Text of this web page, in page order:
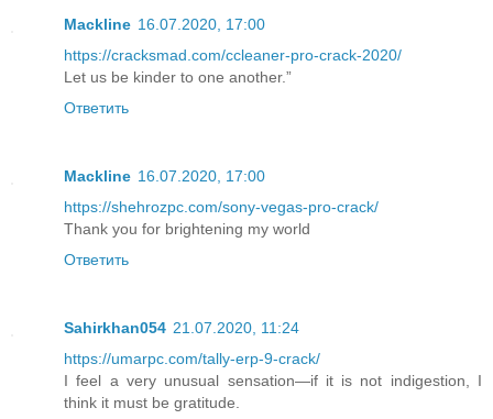
Mackline 16.07.2020, 17:00
https://cracksmad.com/ccleaner-pro-crack-2020/
Let us be kinder to one another.”
Ответить
Mackline 16.07.2020, 17:00
https://shehrozpc.com/sony-vegas-pro-crack/
Thank you for brightening my world
Ответить
Sahirkhan054 21.07.2020, 11:24
https://umarpc.com/tally-erp-9-crack/
I feel a very unusual sensation—if it is not indigestion, I
think it must be gratitude.